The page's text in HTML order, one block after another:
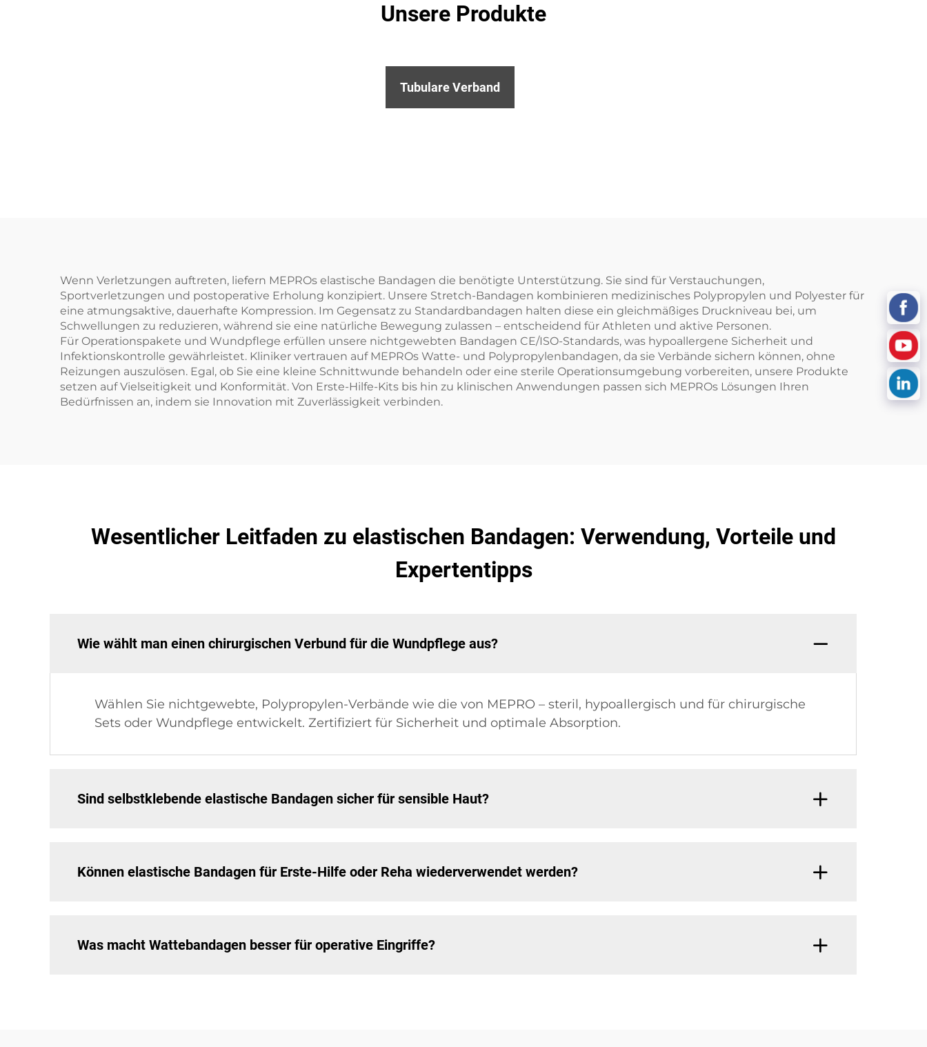
Unsere Produkte
Tubulare Verband
Wenn Verletzungen auftreten, liefern MEPROs elastische Bandagen die benötigte Unterstützung. Sie sind für Verstauchungen,
Sportverletzungen und postoperative Erholung konzipiert. Unsere Stretch-Bandagen kombinieren medizinisches Polypropylen und Polyester für
eine atmungsaktive, dauerhafte Kompression. Im Gegensatz zu Standardbandagen halten diese ein gleichmäßiges Druckniveau bei, um
Schwellungen zu reduzieren, während sie eine natürliche Bewegung zulassen – entscheidend für Athleten und aktive Personen.
Für Operationspakete und Wundpflege erfüllen unsere nichtgewebten Bandagen CE/ISO-Standards, was hypoallergene Sicherheit und
Infektionskontrolle gewährleistet. Kliniker vertrauen auf MEPROs Watte- und Polypropylenbandagen, da sie Verbände sichern können, ohne
Reizungen auszulösen. Egal, ob Sie eine kleine Schnittwunde behandeln oder eine sterile Operationsumgebung vorbereiten, unsere Produkte
setzen auf Vielseitigkeit und Konformität. Von Erste-Hilfe-Kits bis hin zu klinischen Anwendungen passen sich MEPROs Lösungen Ihren
Bedürfnissen an, indem sie Innovation mit Zuverlässigkeit verbinden.
Wesentlicher Leitfaden zu elastischen Bandagen: Verwendung, Vorteile und
Expertentipps
Wie wählt man einen chirurgischen Verbund für die Wundpflege aus?
Wählen Sie nichtgewebte, Polypropylen-Verbände wie die von MEPRO – steril, hypoallergisch und für chirurgische
Sets oder Wundpflege entwickelt. Zertifiziert für Sicherheit und optimale Absorption.
Sind selbstklebende elastische Bandagen sicher für sensible Haut?
Können elastische Bandagen für Erste-Hilfe oder Reha wiederverwendet werden?
Was macht Wattebandagen besser für operative Eingriffe?